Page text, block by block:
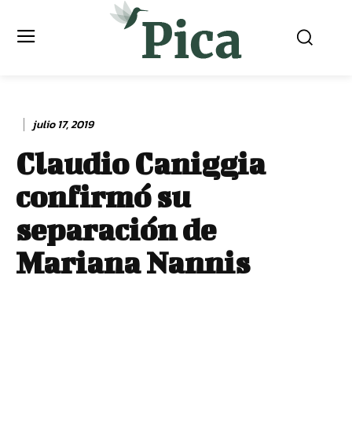
julio 17, 2019
Claudio Caniggia
confirmó su
separación de
Mariana Nannis